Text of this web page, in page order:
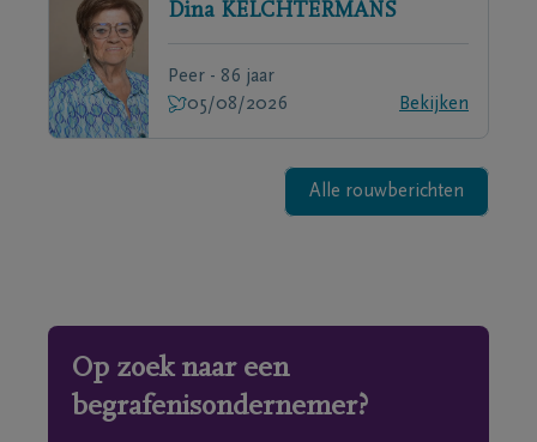
Dina KELCHTERMANS
Peer - 86 jaar
05/08/2026
Bekijken
Alle rouwberichten
Op zoek naar een
begrafenisondernemer?